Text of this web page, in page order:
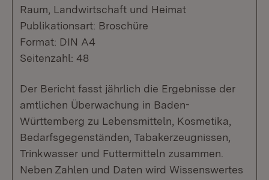
Raum, Landwirtschaft und Heimat
Publikationsart: Broschüre
Format: DIN A4
Seitenzahl: 48
Der Bericht fasst jährlich die Ergebnisse der
amtlichen Überwachung in Baden-
Württemberg zu Lebensmitteln, Kosmetika,
Bedarfsgegenständen, Tabakerzeugnissen,
Trinkwasser und Futtermitteln zusammen.
Neben Zahlen und Daten wird Wissenswertes